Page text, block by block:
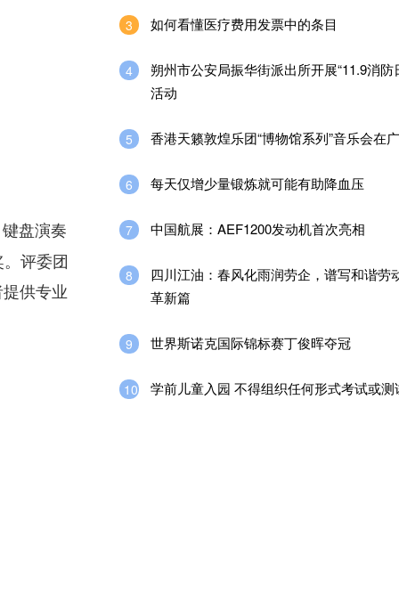
盘演奏
评委团
供专业
3 如何看懂医疗费用发票中的条目
4
朔州市公安局振华街派出所开展“11.9消防
活动
5 香港天籁敦煌乐团“博物馆系列”音乐会在
6 每天仅增少量锻炼就可能有助降血压
7 中国航展：AEF1200发动机首次亮相
8
四川江油：春风化雨润劳企，谱写和谐劳
革新篇
9 世界斯诺克国际锦标赛丁俊晖夺冠
10 学前儿童入园 不得组织任何形式考试或测